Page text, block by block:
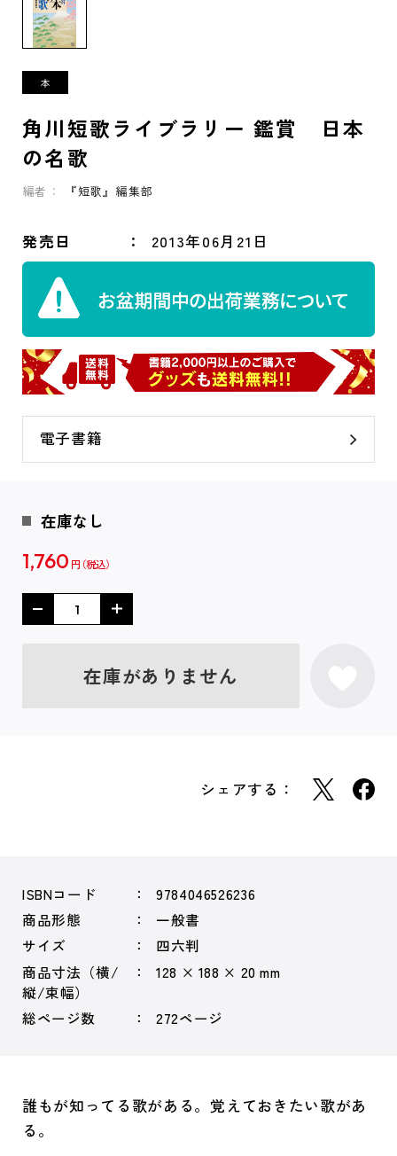
角川短歌ライブラリー 鑑賞 日本
の名歌
編者： 『短歌』編集部
発売日 2013年06月21日
電子書籍
在庫なし
1,760 円
在庫がありません
シェアする：
ISBNコード
9784046526236
商品形態
一般書
サイズ
四六判
商品寸法（横/
縦/束幅）
128 × 188 × 20 mm
総ページ数 272ページ
誰もが知ってる歌がある。覚えておきたい歌があ
る。